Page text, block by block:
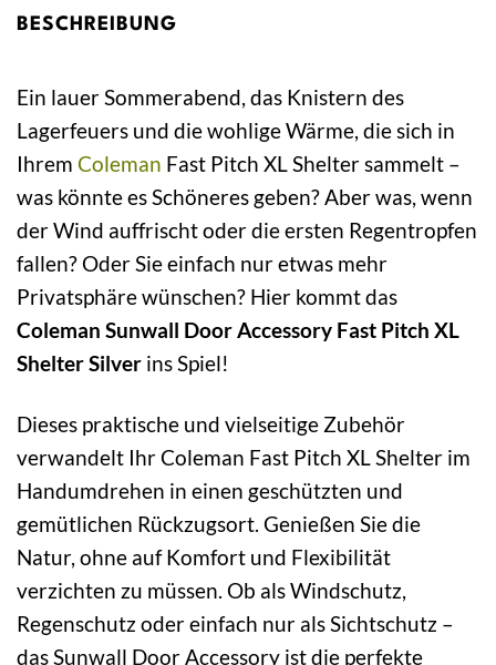
BESCHREIBUNG
Ein lauer Sommerabend, das Knistern des
Lagerfeuers und die wohlige Wärme, die sich in
Ihrem Coleman Fast Pitch XL Shelter sammelt –
was könnte es Schöneres geben? Aber was, wenn
der Wind auffrischt oder die ersten Regentropfen
fallen? Oder Sie einfach nur etwas mehr
Privatsphäre wünschen? Hier kommt das
Coleman Sunwall Door Accessory Fast Pitch XL
Shelter Silver ins Spiel!
Dieses praktische und vielseitige Zubehör
verwandelt Ihr Coleman Fast Pitch XL Shelter im
Handumdrehen in einen geschützten und
gemütlichen Rückzugsort. Genießen Sie die
Natur, ohne auf Komfort und Flexibilität
verzichten zu müssen. Ob als Windschutz,
Regenschutz oder einfach nur als Sichtschutz –
das Sunwall Door Accessory ist die perfekte